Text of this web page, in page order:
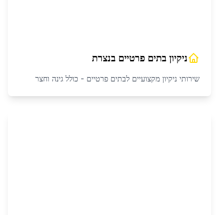
ניקיון בתים פרטיים בנצרת
שירותי ניקיון מקצועיים לבתים פרטיים - כולל גינה וחצר